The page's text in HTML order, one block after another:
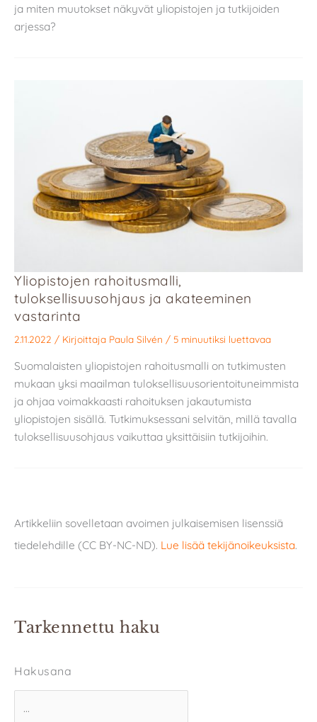
ja miten muutokset näkyvät yliopistojen ja tutkijoiden
arjessa?
Yliopistojen rahoitusmalli,
tuloksellisuusohjaus ja akateeminen
vastarinta
2.11.2022 / Kirjoittaja Paula Silvén / 5 minuutiksi luettavaa
Suomalaisten yliopistojen rahoitusmalli on tutkimusten
mukaan yksi maailman tuloksellisuusorientoituneimmista
ja ohjaa voimakkaasti rahoituksen jakautumista
yliopistojen sisällä. Tutkimuksessani selvitän, millä tavalla
tuloksellisuusohjaus vaikuttaa yksittäisiin tutkijoihin.
Artikkeliin sovelletaan avoimen julkaisemisen lisenssiä
tiedelehdille (CC BY-NC-ND). Lue lisää tekijänoikeuksista.
Tarkennettu haku
Hakusana